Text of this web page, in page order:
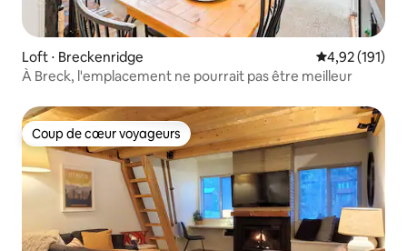
Loft ⋅ Breckenridge Évaluation
4,92 (191)
À Breck, l'emplacement ne pourrait pas être meilleur
Coup de cœur voyageurs
Coup de cœur voyageurs